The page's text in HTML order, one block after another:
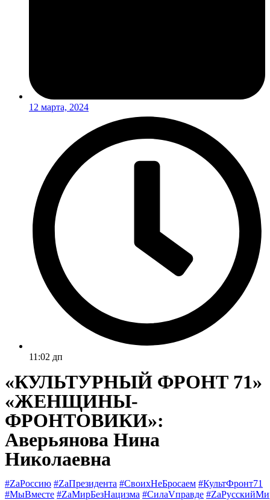
12 марта, 2024
11:02 дп
«КУЛЬТУРНЫЙ ФРОНТ 71»
«ЖЕНЩИНЫ-
ФРОНТОВИКИ»:
Аверьянова Нина
Николаевна
#ZаРоссию #ZаПрезидента #СвоихНеБросаем #КультФронт71
#МыВместе #ZaМирБезНацизма #СилаVправде